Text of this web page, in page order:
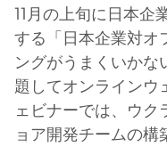
11月の上旬に日本企
する「日本企業対オ
ングがうまくいかな
題してオンラインウ
ェビナーでは、ウ
ョア開発チームの